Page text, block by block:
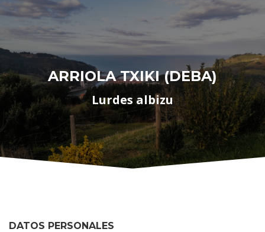
ARRIOLA TXIKI (DEBA)
Lurdes albizu
DATOS PERSONALES